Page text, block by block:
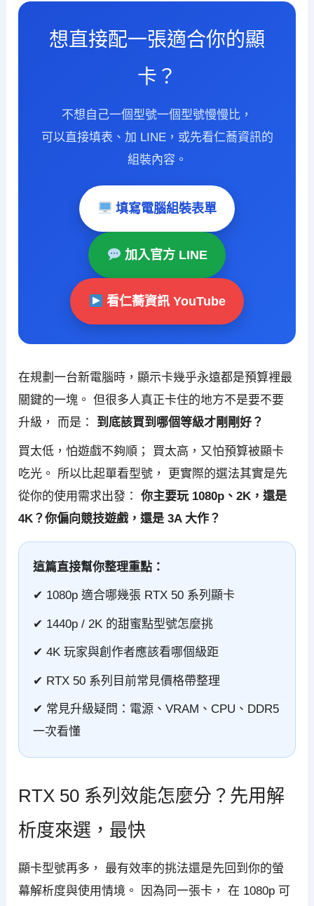
想直接配一張適合你的顯
卡？
不想自己一個型號一個型號慢慢比，
可以直接填表、加 LINE，或先看仁蕎資訊的
組裝內容。
填寫電腦組裝表單
加入官方 LINE
看仁蕎資訊 YouTube
在規劃一台新電腦時，顯示卡幾乎永遠都是預算裡最
關鍵的一塊。 但很多人真正卡住的地方不是要不要
升級， 而是： 到底該買到哪個等級才剛剛好？
買太低，怕遊戲不夠順； 買太高，又怕預算被顯卡
吃光。 所以比起單看型號， 更實際的選法其實是先
從你的使用需求出發：你主要玩 1080p、2K，還是
4K？你偏向競技遊戲，還是 3A 大作？
這篇直接幫你整理重點：
✔ 1080p 適合哪幾張 RTX 50 系列顯卡
✔ 1440p / 2K 的甜蜜點型號怎麼挑
✔ 4K 玩家與創作者應該看哪個級距
✔ RTX 50 系列目前常見價格帶整理
✔ 常見升級疑問：電源、VRAM、CPU、DDR5
一次看懂
RTX 50 系列效能怎麼分？先用解
析度來選，最快
顯卡型號再多， 最有效率的挑法還是先回到你的螢
幕解析度與使用情境。 因為同一張卡， 在 1080p 可